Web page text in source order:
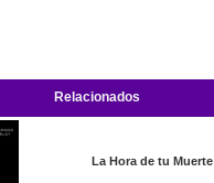
Relacionados
La Hora de tu Muerte